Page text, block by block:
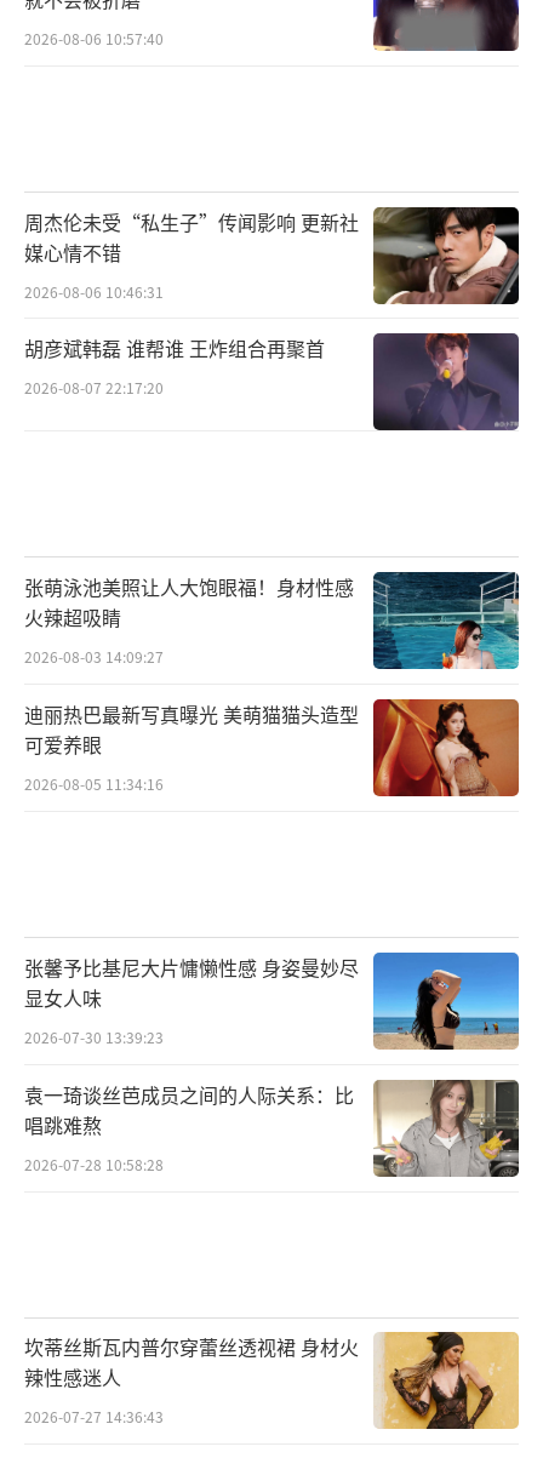
2026-08-06 10:57:40
周杰伦未受“私生子”传闻影响 更新社
媒心情不错
2026-08-06 10:46:31
胡彦斌韩磊 谁帮谁 王炸组合再聚首
2026-08-07 22:17:20
张萌泳池美照让人大饱眼福！身材性感
火辣超吸睛
2026-08-03 14:09:27
迪丽热巴最新写真曝光 美萌猫猫头造型
可爱养眼
2026-08-05 11:34:16
张馨予比基尼大片慵懒性感 身姿曼妙尽
显女人味
2026-07-30 13:39:23
袁一琦谈丝芭成员之间的人际关系：比
唱跳难熬
2026-07-28 10:58:28
坎蒂丝斯瓦内普尔穿蕾丝透视裙 身材火
辣性感迷人
2026-07-27 14:36:43